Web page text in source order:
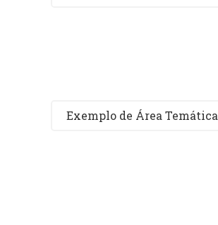
Exemplo de Área Temática